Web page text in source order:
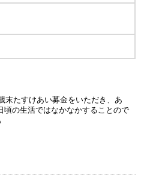
たすけあい募金をいただき、あ
の生活ではなかなかすることので